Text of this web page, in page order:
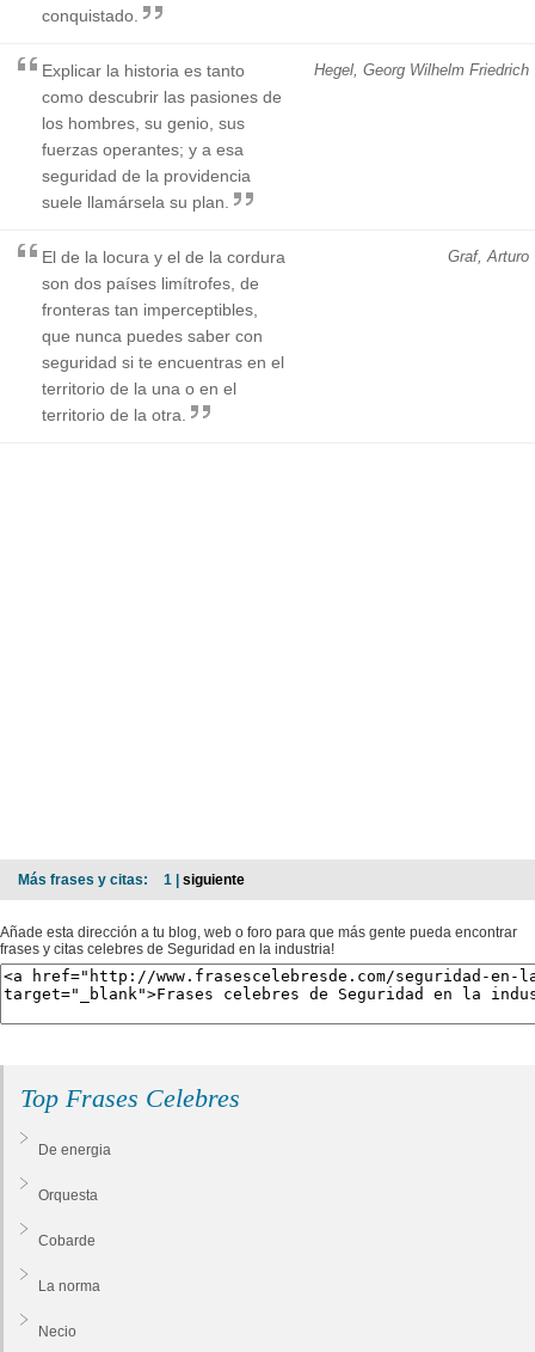
conquistado.
Hegel, Georg Wilhelm Friedrich
Explicar la historia es tanto
como descubrir las pasiones de
los hombres, su genio, sus
fuerzas operantes; y a esa
seguridad de la providencia
suele llamársela su plan.
Graf, Arturo
El de la locura y el de la cordura
son dos países limítrofes, de
fronteras tan imperceptibles,
que nunca puedes saber con
seguridad si te encuentras en el
territorio de la una o en el
territorio de la otra.
Más frases y citas: 1 | siguiente
Añade esta dirección a tu blog, web o foro para que más gente pueda encontrar
frases y citas celebres de Seguridad en la industria!
Top Frases Celebres
De energia
Orquesta
Cobarde
La norma
Necio